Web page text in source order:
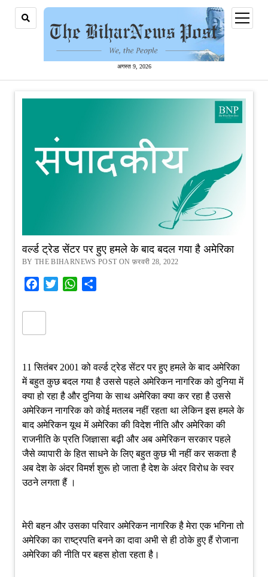
अगस्त 9, 2026
open
menu
वर्ल्ड ट्रेड सेंटर पर हुए हमले के बाद बदल गया है अमेरिका
BY THE BIHARNEWS POST ON फ़रवरी 28, 2022
Facebook
TwitterWhatsApp
11 सितंबर 2001 को वर्ल्ड ट्रेड सेंटर पर हुए हमले के बाद अमेरिका
में बहुत कुछ बदल गया है उससे पहले अमेरिकन नागरिक को दुनिया में
क्या हो रहा है और दुनिया के साथ अमेरिका क्या कर रहा है उससे
अमेरिकन नागरिक को कोई मतलब नहीं रहता था लेकिन इस हमले के
बाद अमेरिकन यूथ में अमेरिका की विदेश नीति और अमेरिका की
राजनीति के प्रति जिज्ञासा बढ़ी और अब अमेरिकन सरकार पहले
जैसे व्यापारी के हित साधने के लिए बहुत कुछ भी नहीं कर सकता है
अब देश के अंदर विमर्श शुरू हो जाता है देश के अंदर विरोध के स्वर
उठने लगता हैं ।
मेरी बहन और उसका परिवार अमेरिकन नागरिक है मेरा एक भगिना तो
अमेरिका का राष्ट्रपति बनने का दावा अभी से ही ठोके हुए हैं रोजाना
अमेरिका की नीति पर बहस होता रहता है।